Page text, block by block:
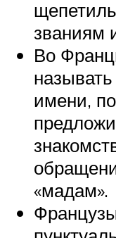
званиям
Во
имени,
«мадам».